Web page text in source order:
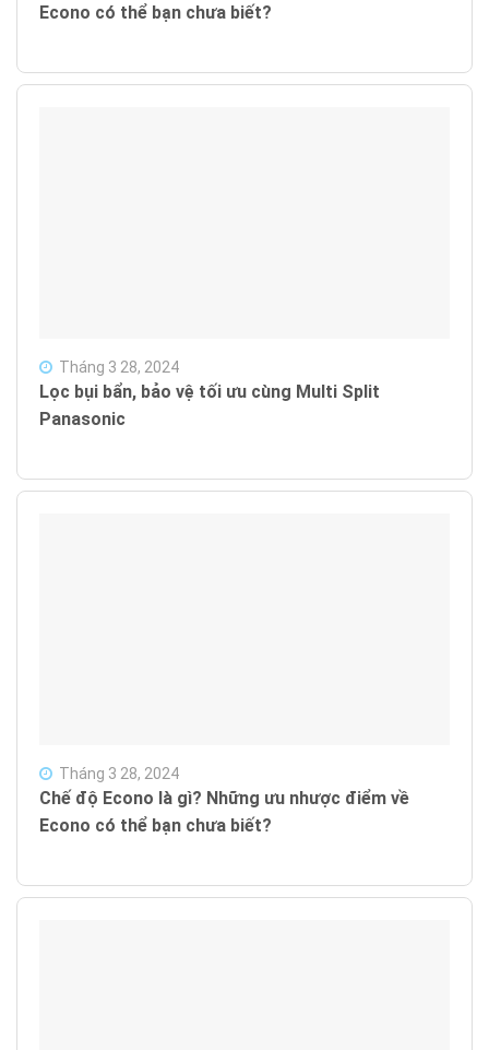
Econo có thể bạn chưa biết?
Lọc bụi bẩn, bảo vệ tối ưu cùng Multi Split
Panasonic
Tháng 3 28, 2024
Chế độ Econo là gì? Những ưu nhược điểm về
Econo có thể bạn chưa biết?
Tháng 3 28, 2024